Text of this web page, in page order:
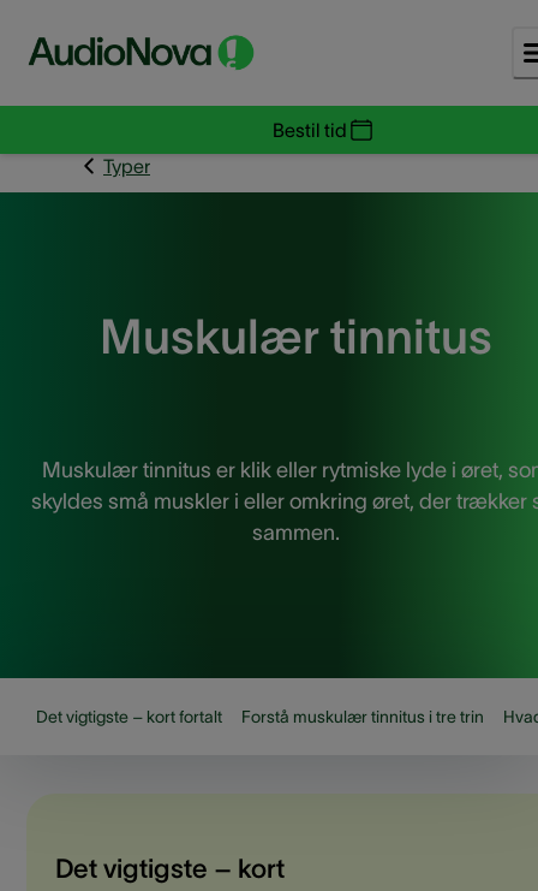
Bestil tid
Typer
Muskulær tinnitus
Muskulær tinnitus er klik eller rytmiske lyde i øret,
skyldes små muskler i eller omkring øret, der trækker
sammen.
Det vigtigste – kort fortalt Forstå muskulær tinnitus i tre trin
Det vigtigste – kort